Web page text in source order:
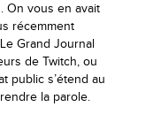
On vous en avait
récemment
Grand Journal
de Twitch, ou
public s’étend au
la parole.